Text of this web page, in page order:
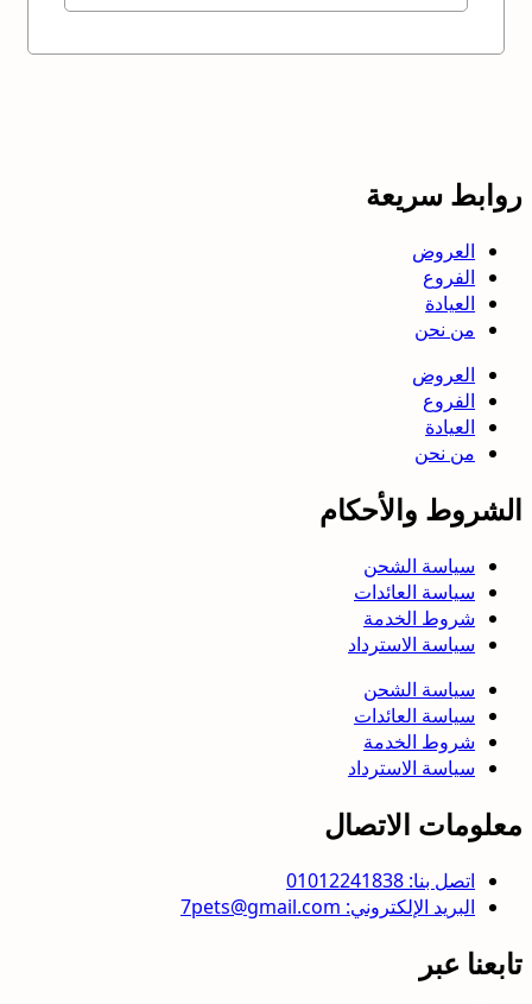
روابط سريعة
العروض
الفروع
العيادة
من نحن
العروض
الفروع
العيادة
من نحن
الشروط والأحكام
سياسة الشحن
سياسة العائدات
شروط الخدمة
سياسة الاسترداد
سياسة الشحن
سياسة العائدات
شروط الخدمة
سياسة الاسترداد
معلومات الاتصال
اتصل بنا: 01012241838
البريد الإلكتروني: 7pets@gmail.com
تابعنا عبر